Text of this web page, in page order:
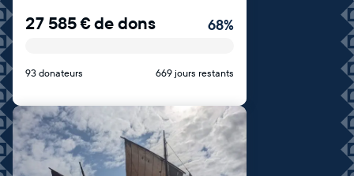
27 585€de dons 68%
93 donateurs 669 jours restants